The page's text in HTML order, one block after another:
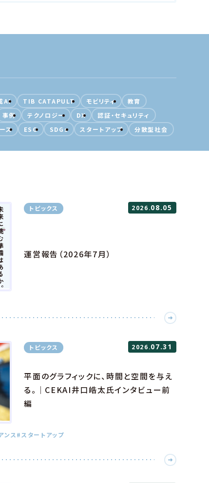
AI TIB CATAPULT モビリティ
教育
事例 テクノロジー DX
認証・セキュリティ
ス ESG SDGs スタートアップ 分散型社会
トピックス 2026.08.05
運営報告（2026年7月）
トピックス 2026.07.31
平面のグラフィックに、時間と空間を与え
る。｜CEKAI井口皓太氏インタビュー前
編
ンス #スタートアップ